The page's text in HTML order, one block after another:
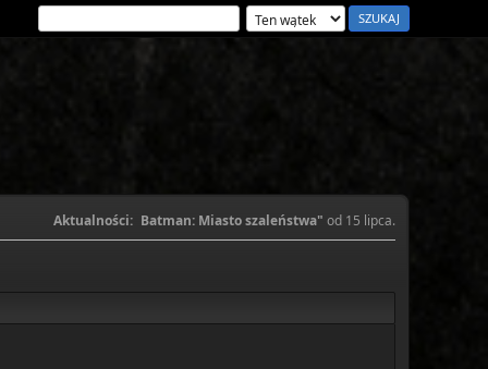
Aktualności: Batman: Miasto szaleństwa" od 15 lipca.